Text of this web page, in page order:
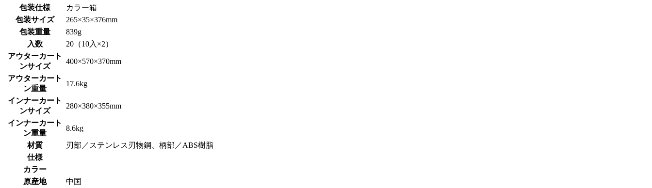
包装仕様
カラー箱
包装サイズ
265×35×376mm
包装重量
839g
入数
20（10入×2）
アウターカート
ンサイズ
400×570×370mm
アウターカート
ン重量
17.6kg
インナーカート
ンサイズ
280×380×355mm
インナーカート
ン重量
8.6kg
材質
刃部／ステンレス刃物鋼、柄部／ABS樹脂
仕様
カラー
原産地
中国